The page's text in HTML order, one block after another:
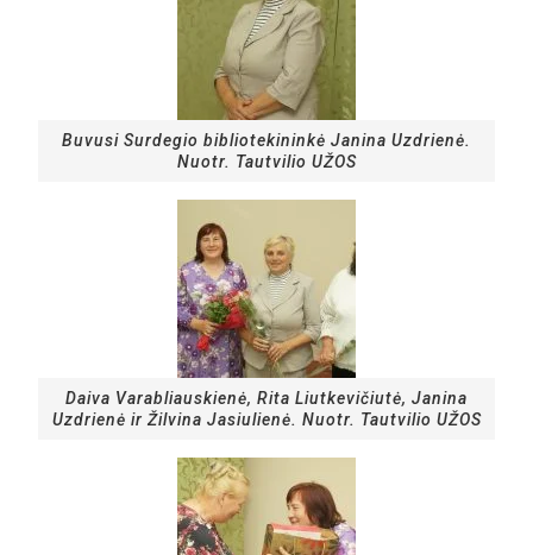
Buvusi Surdegio bibliotekininkė Janina Uzdrienė.
Nuotr. Tautvilio UŽOS
Daiva Varabliauskienė, Rita Liutkevičiutė, Janina
Uzdrienė ir Žilvina Jasiulienė. Nuotr. Tautvilio UŽOS